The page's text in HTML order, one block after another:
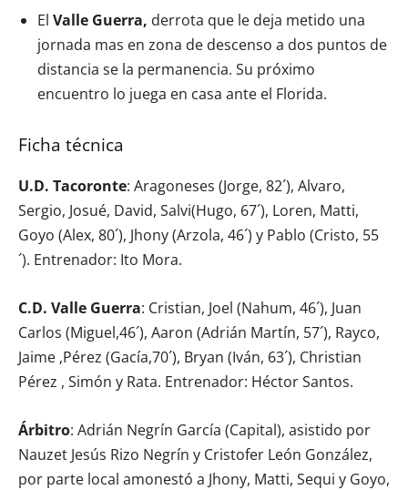
El Valle Guerra, derrota que le deja metido una
jornada mas en zona de descenso a dos puntos de
distancia se la permanencia. Su próximo
encuentro lo juega en casa ante el Florida.
Ficha técnica
U.D. Tacoronte: Aragoneses (Jorge, 82´), Alvaro,
Sergio, Josué, David, Salvi(Hugo, 67´), Loren, Matti,
Goyo (Alex, 80´), Jhony (Arzola, 46´) y Pablo (Cristo, 55
´). Entrenador: Ito Mora.
C.D. Valle Guerra: Cristian, Joel (Nahum, 46´), Juan
Carlos (Miguel,46´), Aaron (Adrián Martín, 57´), Rayco,
Jaime ,Pérez (Gacía,70´), Bryan (Iván, 63´), Christian
Pérez , Simón y Rata. Entrenador: Héctor Santos.
Árbitro: Adrián Negrín García (Capital), asistido por
Nauzet Jesús Rizo Negrín y Cristofer León González,
por parte local amonestó a Jhony, Matti, Sequi y Goyo,